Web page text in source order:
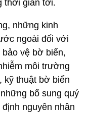
gia khảo sát
vực này, và
lại toàn bộ hệ
các công việc
thời gian tới.
những kinh